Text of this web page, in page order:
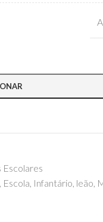
Escolares
, Escola, Infantário, leão,